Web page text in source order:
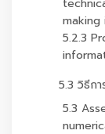
5.2.3
5.3 วิธีกา
5.3